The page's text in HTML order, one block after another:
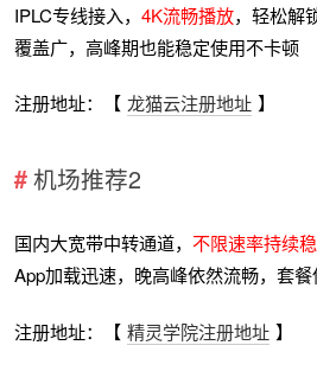
IPLC专线接入，4K流畅播放，轻松解
覆盖广，高峰期也能稳定使用不卡顿
注册地址：【 龙猫云注册地址 】
机场推荐2
国内大宽带中转通道，不限速率持续
App加载迅速，晚高峰依然流畅，套
注册地址：【 精灵学院注册地址 】